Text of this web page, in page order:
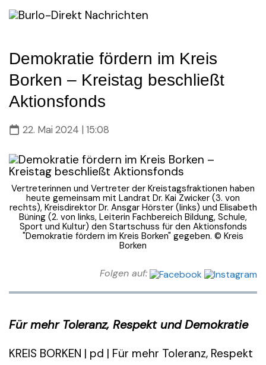
to
Demokratie fördern im Kreis
Borken – Kreistag beschließt
Aktionsfonds
22. Mai 2024 | 15:08
Vertreterinnen und Vertreter der Kreistagsfraktionen haben
heute gemeinsam mit Landrat Dr. Kai Zwicker (3. von
rechts), Kreisdirektor Dr. Ansgar Hörster (links) und Elisabeth
Büning (2. von links, Leiterin Fachbereich Bildung, Schule,
Sport und Kultur) den Startschuss für den Aktionsfonds
"Demokratie fördern im Kreis Borken" gegeben. © Kreis
Borken
Folgen auf:
Für mehr Toleranz, Respekt und Demokratie
KREIS BORKEN | pd | Für mehr Toleranz, Respekt